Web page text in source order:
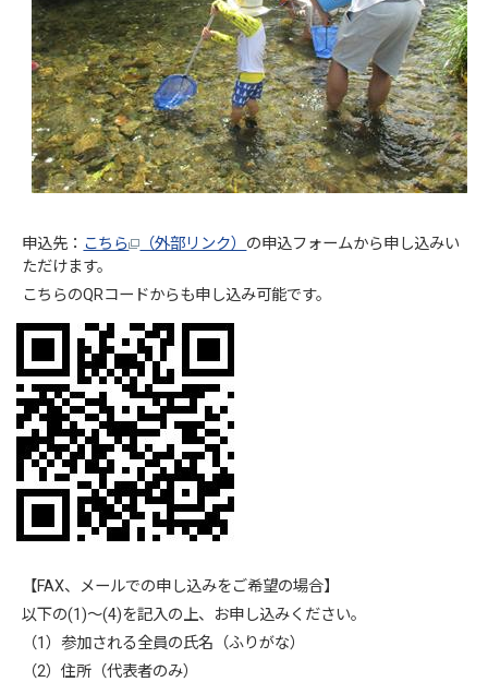
申込先： こちら （外部リンク） の申込フォームから申し込みい
ただけます。
こちらのQRコードからも申し込み可能です。
【FAX、メールでの申し込みをご希望の場合】
以下の(1)～(4)を記入の上、お申し込みください。
（1）参加される全員の氏名（ふりがな）
（2）住所（代表者のみ）